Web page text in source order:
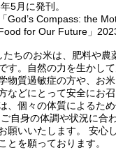
5月に発刊。
God’s Compass: the
for Our Future」
たちのお米は、肥料や農
す。自然の力を生かし
物質過敏症の方や、お
などにとって安全にお
、個々の体質によるた
自身の体調や状況に合
願いいたします。 安心
とを願っております。